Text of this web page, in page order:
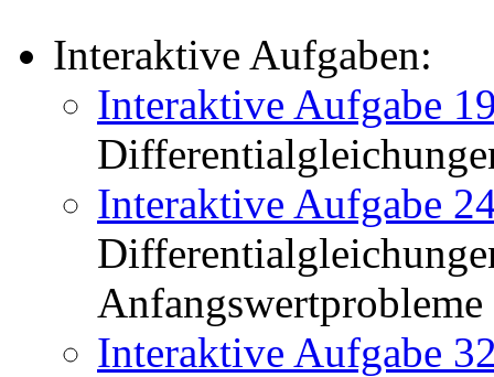
Interaktive Aufgaben:
Interaktive Aufgabe
Interaktive Aufgabe
Anfangswertprobleme
Interaktive Aufgabe